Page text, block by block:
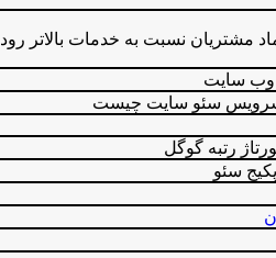
مشتریان نسبت به خدمات بالاتر رود
وب سایت
سئو سایت چیست
رتبه گوگل
سئو